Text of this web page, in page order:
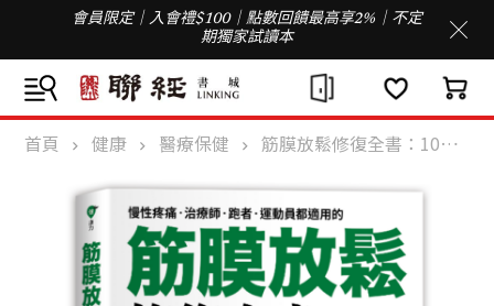
會員限定｜入會禮$100｜點數回饋最高享2%｜不定
期獨家試讀本
首頁 健康 醫療保健 筋膜放鬆修復全書：10大部位 x 25個修復動作，專業筋膜治療師教你徒手舒緩緊繃，有效釋放疼痛